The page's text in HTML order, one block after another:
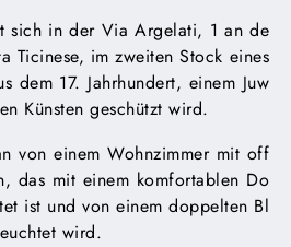
sich in der Via Argelati, 1 an de
Ticinese, im zweiten Stock eines
dem 17. Jahrhundert, einem Juw
Künsten geschützt wird.
von einem Wohnzimmer mit off
das mit einem komfortablen Do
ist und von einem doppelten Bl
wird.